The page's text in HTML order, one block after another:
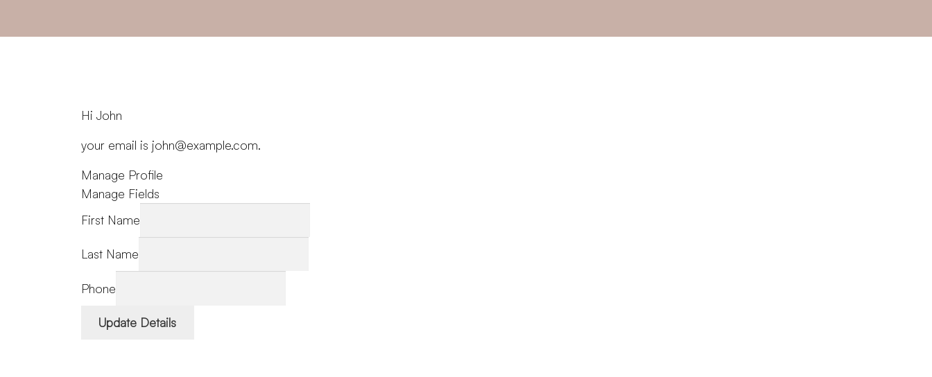
Hi John
your email is john@example.com.
Manage Profile
Manage Fields
First Name
Last Name
Phone
Update Details